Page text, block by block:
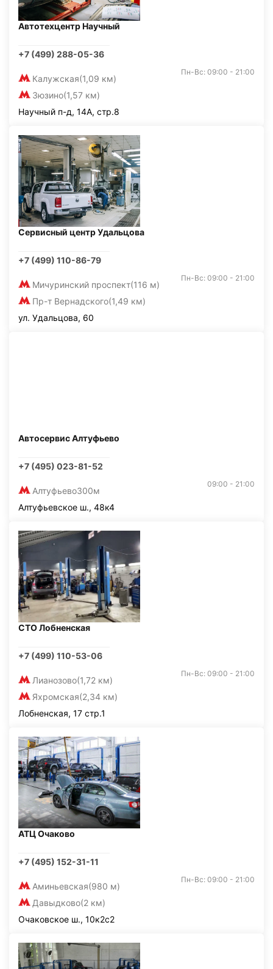
Автотехцентр Научный
+7 (499) 288-05-36
Калужская(1,09 км)
Зюзино(1,57 км)
Пн-Вс: 09:00 - 21:00
Научный п-д, 14А, стр.8
Сервисный центр Удальцова
+7 (499) 110-86-79
Мичуринский проспект(116 м)
Пр-т Вернадского(1,49 км)
Пн-Вс: 09:00 - 21:00
ул. Удальцова, 60
Автосервис Алтуфьево
+7 (495) 023-81-52
Алтуфьево300м
09:00 - 21:00
Алтуфьевское ш., 48к4
СТО Лобненская
+7 (499) 110-53-06
Лианозово(1,72 км)
Яхромская(2,34 км)
Пн-Вс: 09:00 - 21:00
Лобненская, 17 стр.1
АТЦ Очаково
+7 (495) 152-31-11
Аминьевская(980 м)
Давыдково(2 км)
Пн-Вс: 09:00 - 21:00
Очаковское ш., 10к2с2